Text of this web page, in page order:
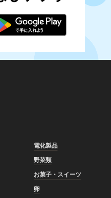
電化製品
野菜類
お菓子・スイーツ
卵